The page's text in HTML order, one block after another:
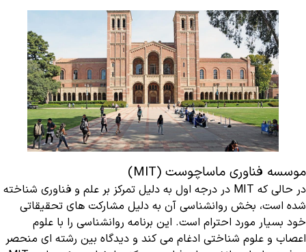
موسسه فناوری ماساچوست (MIT)
در حالی که MIT در درجه اول به دلیل تمرکز بر علم و فناوری شناخته
شده است، بخش روانشناسی آن به دلیل مشارکت های تحقیقاتی
خود بسیار مورد احترام است. این برنامه روانشناسی را با علوم
اعصاب و علوم شناختی ادغام می کند و دیدگاه بین رشته ای منحصر